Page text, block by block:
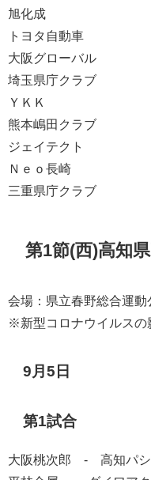
旭化成
トヨタ自動車
大阪グローバル
埼玉県庁クラブ
ＹＫＫ
熊本嶋田クラブ
ジェイテクト
Ｎｅｏ長崎
三重県庁クラブ
第1節(西)高知
会場：県立春野総合運動
※新型コロナウイルスの
9月5日
第1試合
大阪桃次郎 - 高知パシ